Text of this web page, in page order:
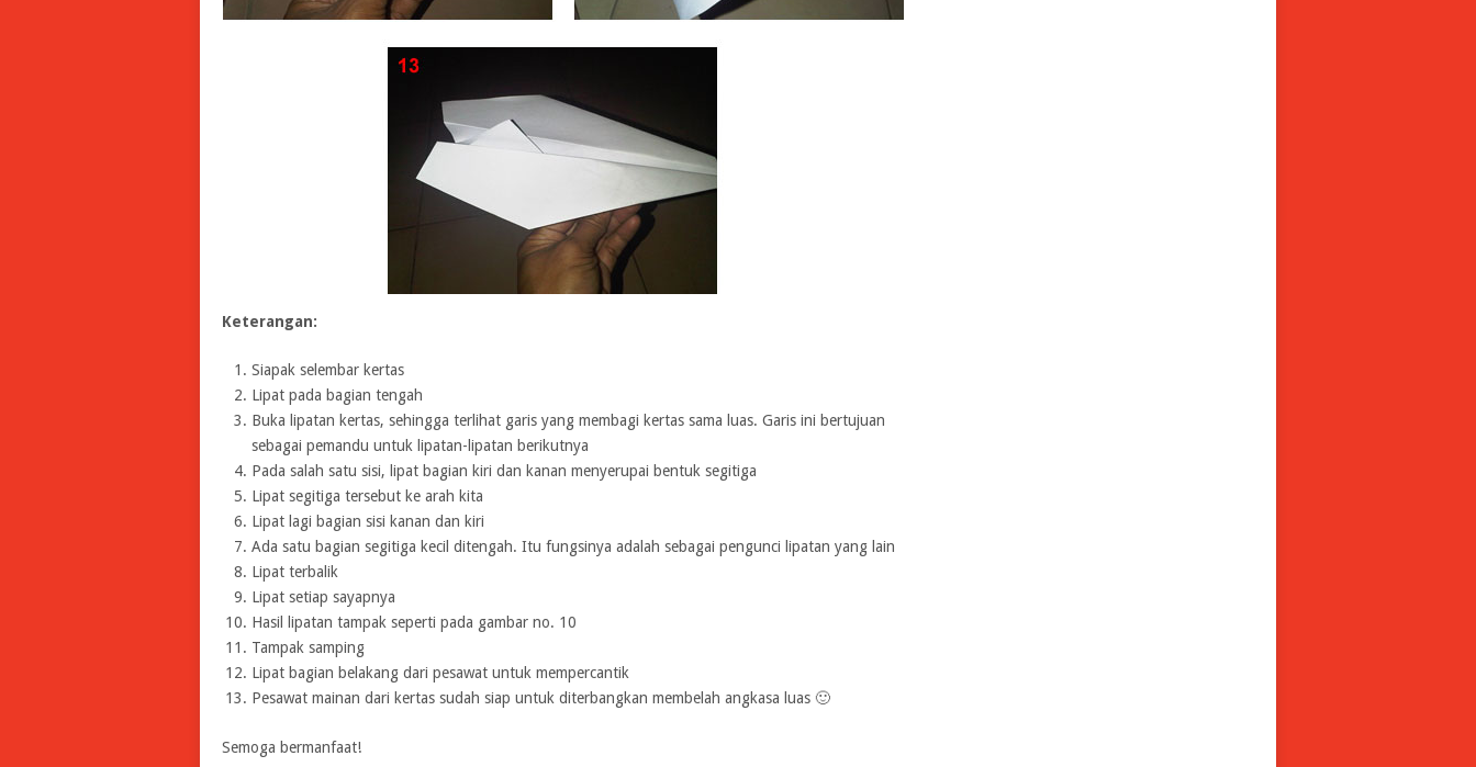
Keterangan:
Siapak selembar kertas
Lipat pada bagian tengah
Buka lipatan kertas, sehingga terlihat garis yang membagi kertas sama luas. Garis ini bertujuan
sebagai pemandu untuk lipatan-lipatan berikutnya
Pada salah satu sisi, lipat bagian kiri dan kanan menyerupai bentuk segitiga
Lipat segitiga tersebut ke arah kita
Lipat lagi bagian sisi kanan dan kiri
Ada satu bagian segitiga kecil ditengah. Itu fungsinya adalah sebagai pengunci lipatan yang lain
Lipat terbalik
Lipat setiap sayapnya
Hasil lipatan tampak seperti pada gambar no. 10
Tampak samping
Lipat bagian belakang dari pesawat untuk mempercantik
Pesawat mainan dari kertas sudah siap untuk diterbangkan membelah angkasa luas 🙂
Semoga bermanfaat!